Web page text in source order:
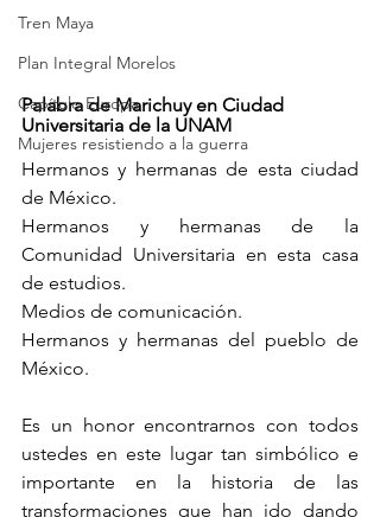
Tren Maya
Plan Integral Morelos
Capítulo Europa
Mujeres resistiendo a la guerra
Palabra de Marichuy en Ciudad
Universitaria de la UNAM
Hermanos y hermanas de esta ciudad
de México.
Hermanos y hermanas de la
Comunidad Universitaria en esta casa
de estudios.
Medios de comunicación.
Hermanos y hermanas del pueblo de
México.
Es un honor encontrarnos con todos
ustedes en este lugar tan simbólico e
importante en la historia de las
transformaciones que han ido dando